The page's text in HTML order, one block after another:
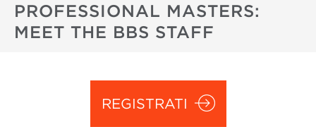
PROFESSIONAL MASTERS:
MEET THE BBS STAFF
REGISTRATI